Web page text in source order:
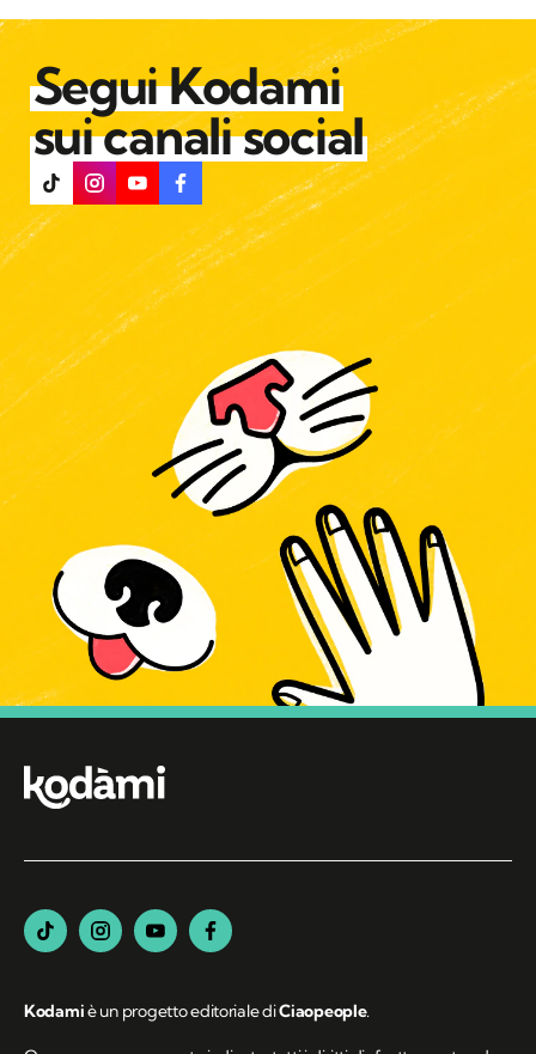
Segui Kodami
sui canali social
Kodamiè un progetto editoriale diCiaopeople.